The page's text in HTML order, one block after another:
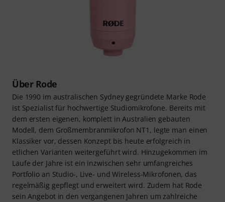
Über Rode
Die 1990 im australischen Sydney gegründete Marke Rode
ist Spezialist für hochwertige Studiomikrofone. Bereits mit
dem ersten eigenen, komplett in Australien gebauten
Modell, dem Großmembranmikrofon NT1, legte man einen
Klassiker vor, dessen Konzept bis heute erfolgreich in
etlichen Varianten weitergeführt wird. Hinzugekommen im
Laufe der Jahre ist ein inzwischen sehr umfangreiches
Portfolio an Studio-, Live- und Wireless-Mikrofonen, das
regelmäßig gepflegt und erweitert wird. Zudem hat Rode
sein Angebot in den vergangenen Jahren um zahlreiche